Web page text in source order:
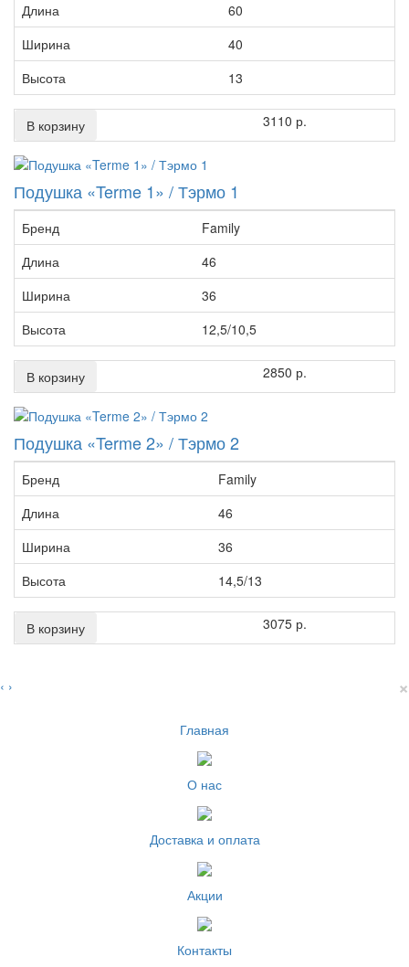
Длина
60
Ширина
40
Высота
13
В корзину 3110 р.
Подушка «Terme 1» / Тэрмо 1
Бренд
Family
Длина
46
Ширина
36
Высота
12,5/10,5
В корзину 2850 р.
Подушка «Terme 2» / Тэрмо 2
Бренд
Family
Длина
46
Ширина
36
Высота
14,5/13
В корзину 3075 р.
‹ › ×
Главная
О нас
Доставка и оплата
Акции
Контакты